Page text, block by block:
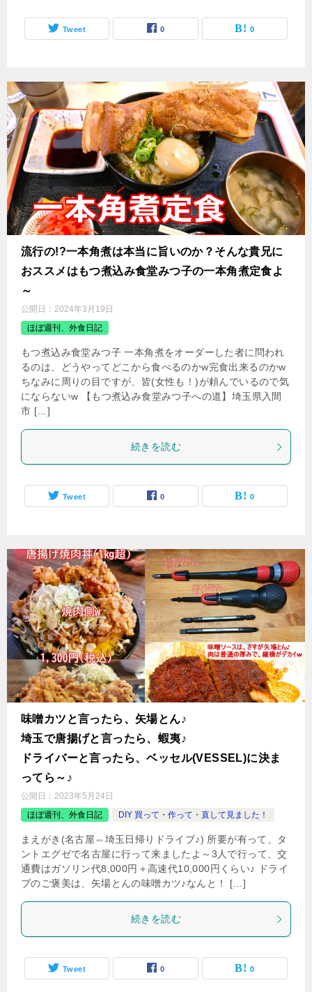
Tweet 0 0
流行の!?一本角煮は本当に旨いのか？そんな貴兄に
おススメはもつ煮込み食堂みつ子の一本角煮定食よ
～
公開日： 2024年3月19日
ほぼ週刊、外食日記
もつ煮込み食堂みつ子 一本角煮をオーダーした者に問われ
るのは、どうやってどこから食べるのかw完食出来るのかw
ちなみに周りの目ですが、皆(女性も！)が頼んでいるので気
にならないw 【もつ煮込み食堂みつ子への道】埼玉県入間
市 […]
続きを読む
Tweet 0 0
味噌カツと言ったら、矢場とん♪
埼玉で唐揚げと言ったら、蝦夷♪
ドライバーと言ったら、ベッセル(VESSEL)に決ま
ってら～♪
公開日： 2023年5月24日
ほぼ週刊、外食日記
DIY 買って・作って・直して見ました！
まえがき(名古屋⇔埼玉日帰りドライブ♪) 所要が有って、タ
ントエグゼで名古屋に行って来ましたよ～3人で行って、交
通費はガソリン代8,000円＋高速代10,000円くらい♪ ドライ
ブのご褒美は、矢場とんの味噌カツ♪なんと！ […]
続きを読む
Tweet 0 0